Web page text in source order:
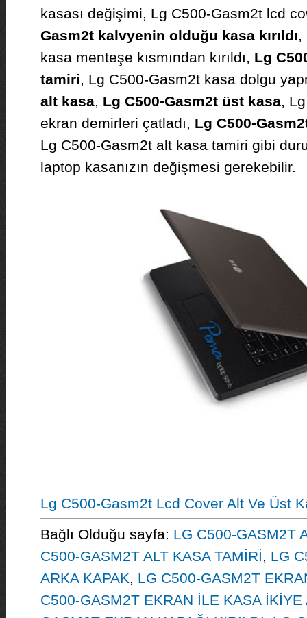
kasası değişimi, Lg C500-Gasm2t lcd
Gasm2t kalvyenin olduğu kasa kırıldı,
kasa menteşe kısmından kırıldı, Lg
tamiri, Lg C500-Gasm2t kasa dolgu
alt kasa, Lg C500-Gasm2t üst kasa,
ekran demirleri çatladı, Lg C500-
Lg C500-Gasm2t alt kasa tamiri gibi
laptop kasanızın değişmesi gerekebilir.
Lg C500-Gasm2t Lcd Cover Alt Ve Üst
Bağlı Olduğu sayfa: LG C500-GASM2T
C500-GASM2T ALT KASA TAMİRİ, LG
ARKA KAPAK, LG C500-GASM2T
C500-GASM2T EKRAN İLE KASA İKİYE